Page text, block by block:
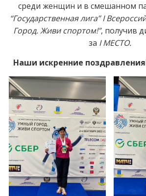
среди женщин и в смешанном
“Государственная лига” I
Город. Живи спортом!”, получив
за I МЕСТО.
Наши искренние